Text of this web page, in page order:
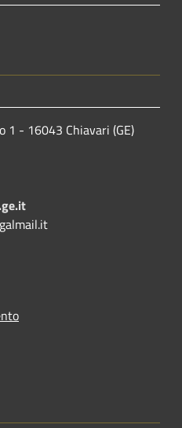
1 - 16043 Chiavari (GE)